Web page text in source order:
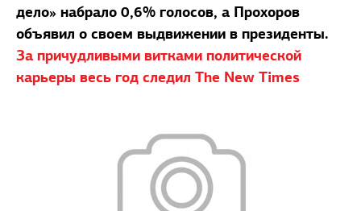
дело» набрало 0,6% голосов, а Прохоров
объявил о своем выдвижении в президенты.
За причудливыми витками политической
карьеры весь год следил The New Times